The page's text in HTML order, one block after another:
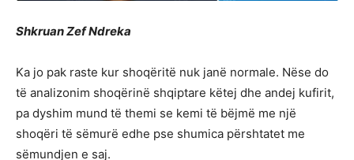
Shkruan Zef Ndreka
Ka jo pak raste kur shoqëritë nuk janë normale. Nëse do
të analizonim shoqërinë shqiptare këtej dhe andej kufirit,
pa dyshim mund të themi se kemi të bëjmë me një
shoqëri të sëmurë edhe pse shumica përshtatet me
sëmundjen e saj.